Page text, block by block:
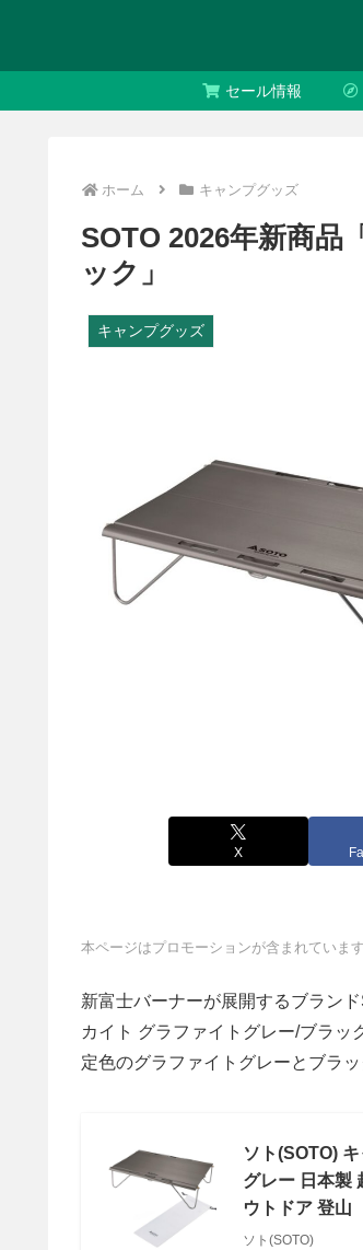
セール情報
ホーム キャンプグッズ
SOTO 2026年新商品
ック」
キャンプグッズ
X
本ページはプロモーションが含まれています
新富士バーナーが展開するブラン
カイト グラファイトグレー/ブラ
定色のグラファイトグレーとブラ
ソト(SOTO)
グレー 日本製
ウトドア 登山
ソト(SOTO)